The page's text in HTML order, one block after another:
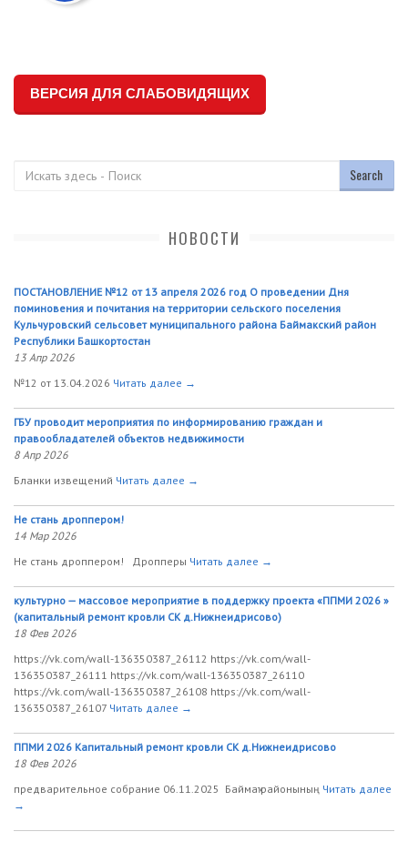
ВЕРСИЯ ДЛЯ СЛАБОВИДЯЩИХ
НОВОСТИ
ПОСТАНОВЛЕНИЕ №12 от 13 апреля 2026 год О проведении Дня
поминовения и почитания на территории сельского поселения
Кульчуровский сельсовет муниципального района Баймакский район
Республики Башкортостан
13 Апр 2026
№12 от 13.04.2026 Читать далее →
ГБУ проводит мероприятия по информированию граждан и
правообладателей объектов недвижимости
8 Апр 2026
Бланки извещений Читать далее →
Не стань дроппером!
14 Мар 2026
Не стань дроппером! Дропперы Читать далее →
культурно — массовое мероприятие в поддержку проекта «ППМИ 2026 »
(капитальный ремонт кровли СК д.Нижнеидрисово)
18 Фев 2026
https://vk.com/wall-136350387_26112 https://vk.com/wall-
136350387_26111 https://vk.com/wall-136350387_26110
https://vk.com/wall-136350387_26108 https://vk.com/wall-
136350387_26107 Читать далее →
ППМИ 2026 Капитальный ремонт кровли СК д.Нижнеидрисово
18 Фев 2026
предварительное собрание 06.11.2025 Баймаҡ районының Читать далее
→